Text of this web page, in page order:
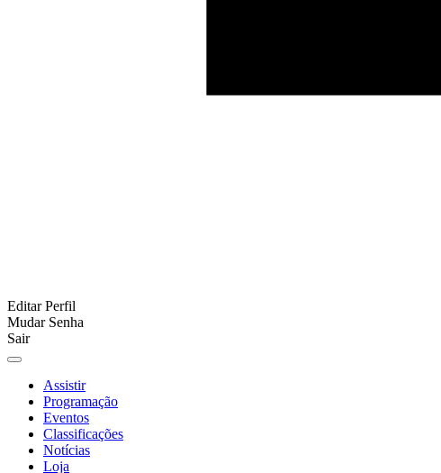
Editar Perfil
Mudar Senha
Sair
Assistir
Programação
Eventos
Classificações
Notícias
Loja